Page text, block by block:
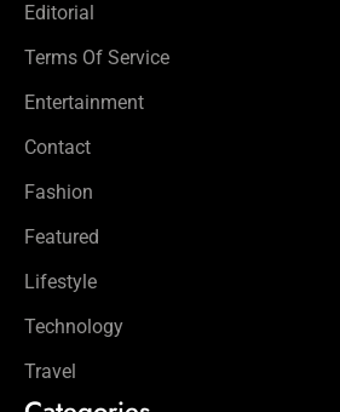
Editorial
Terms Of Service
Entertainment
Contact
Fashion
Featured
Lifestyle
Technology
Travel